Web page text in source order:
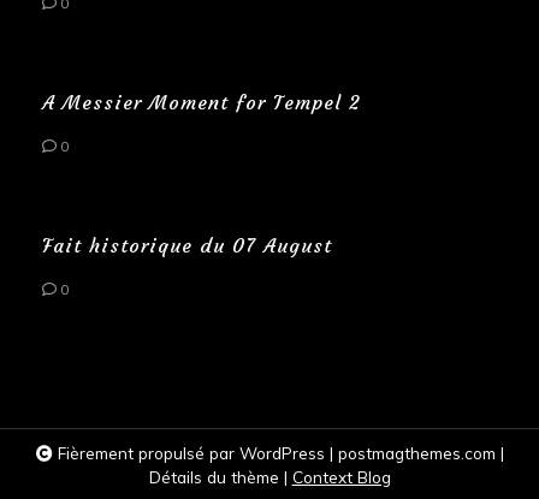
A Messier Moment for Tempel 2
0
Fait historique du 07 August
0
Fièrement propulsé par WordPress | postmagthemes.com |
Détails du thème | Context Blog